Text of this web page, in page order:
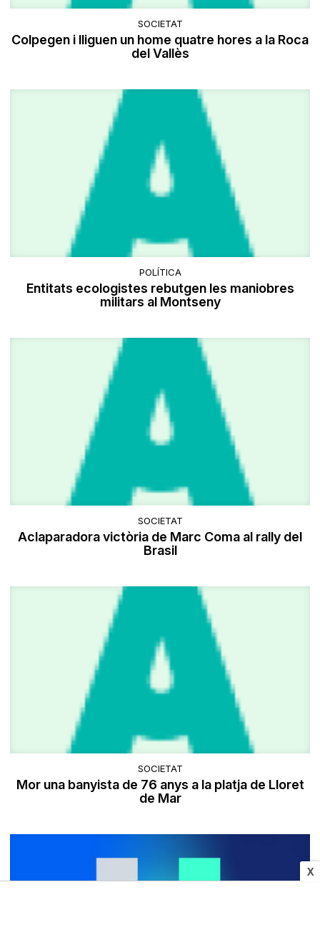
X
SOCIETAT
Colpegen i lliguen un home quatre hores a la Roca
del Vallès
POLÍTICA
Entitats ecologistes rebutgen les maniobres
militars al Montseny
SOCIETAT
Aclaparadora victòria de Marc Coma al rally del
Brasil
SOCIETAT
Mor una banyista de 76 anys a la platja de Lloret
de Mar